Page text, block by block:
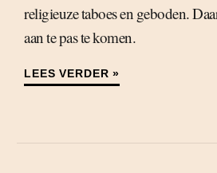
religieuze taboes en geboden.
aan te pas te komen.
LEES VERDER »